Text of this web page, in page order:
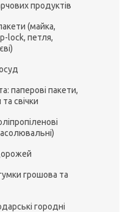
продуктів
(майка,
lock, петля,
паперові пакети,
свічки
грошова та
городні